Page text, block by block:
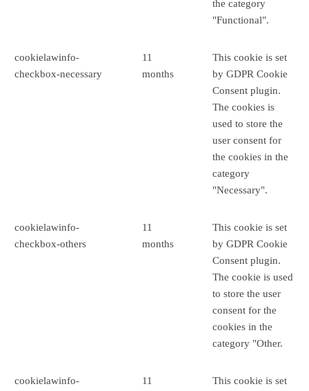
the category
"Functional".
cookielawinfo-
checkbox-necessary
11
months
This cookie is set
by GDPR Cookie
Consent plugin.
The cookies is
used to store the
user consent for
the cookies in the
category
"Necessary".
cookielawinfo-
checkbox-others
11
months
This cookie is set
by GDPR Cookie
Consent plugin.
The cookie is used
to store the user
consent for the
cookies in the
category "Other.
cookielawinfo-
11
This cookie is set